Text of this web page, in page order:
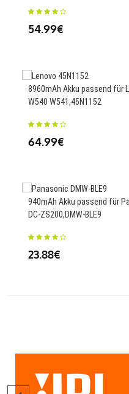
54.99€
8960mAh Akku passend für
W540 W541,45N1152
64.99€
940mAh Akku passend für
DC-ZS200,DMW-BLE9
23.88€